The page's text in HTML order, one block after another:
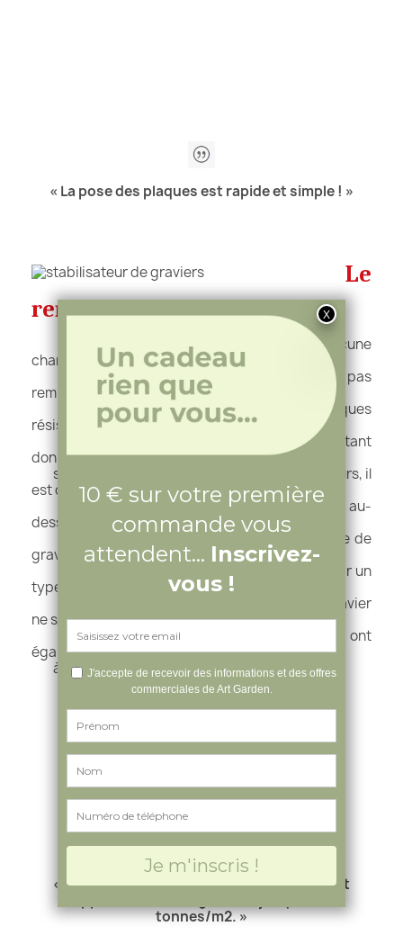
« La pose des plaques est rapide et simple ! »
Le
remplissage
Afin de ne pas endommager les dalles, aucune
charge mobile n’est
autorisée sur celle-ci, tant qu’elles ne sont pas
remplies avec
du gravier. Après remplissage, les plaques
résistent à une
pression maximale de 400 tonnes/m2. Etant
donné que le gravier
se tasse de manière naturelle les premiers jours, il
est conseillé
de prévoir une couche de gravier de 2 cm au-
dessus des dalles de
manière à ce que l’épaisseur de la couche de
gravier soit de 1 cm
après un certain temps. Il convient de choisir un
type de gravier
provenant d’une roche dure pour que le gravier
ne se désagrège pas
au fil du temps. Ces types de graviers ont
également moins tendance
à favoriser la formation de mousse.
« Après remplissage, les panneaux peuvent
tonnes/m2. »